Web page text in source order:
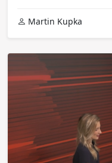
Martin Kupka